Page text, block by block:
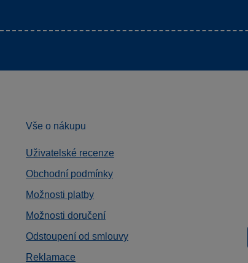
Vše o nákupu
Uživatelské recenze
Obchodní podmínky
Možnosti platby
Možnosti doručení
Odstoupení od smlouvy
Reklamace